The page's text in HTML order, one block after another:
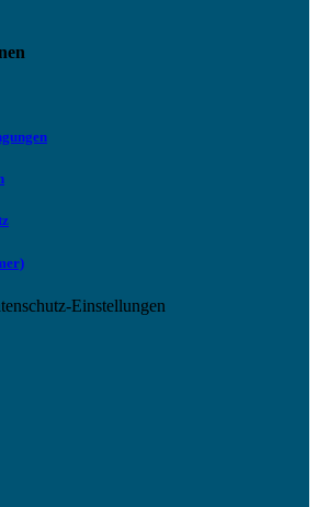
Einstellungen